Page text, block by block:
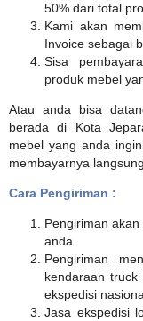
50% dari total
Kami akan
Invoice sebagai
Sisa
produk mebel
Atau anda bisa
berada di Kota
mebel yang anda
membayarnya
Cara Pengiriman :
Pengiriman
anda.
Pengiriman
kendaraan
ekspedisi
Jasa ekspedisi